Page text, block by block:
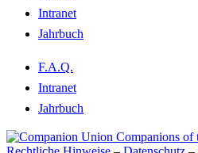
Intranet
Jahrbuch
F.A.Q.
Intranet
Jahrbuch